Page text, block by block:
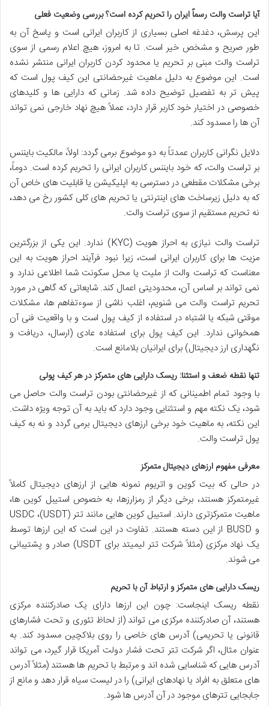
آیا تراست والت رسماً ایران را تحریم کرده است؟ بررسی وضعیت فعلی
این پرسش، دغدغه اصلی بسیاری از کاربران ایرانی است و پاسخ آن به
طور صریح و مشخصخیر است. تا به امروز، هیچ اعلام رسمی از سوی
تراست والت مبنی بر تحریم یا محدود کردن کاربران ایرانی منتشر نشده
است. این موضوع به دلیل ماهیت غیرحضانتی این کیف پول است که
پیش تر به تفصیل توضیح داده شد. زمانی که دارایی ها و کلیدهای
خصوصی در اختیار خود کاربر قرار دارد، عملاً هیچ نهاد خارجی نمی تواند
آن ها را مسدود کند.
دلایل نگرانی کاربران عمدتاً به دو موضوع برمی گردد: اولاً، مالکیت بایننس
بر تراست والت، که خود بایننس کاربران ایرانی را تحریم کرده است. دوماً،
برخی مشکلات مقطعی در دسترسی به اپلیکیشن یا قابلیت های خاص آن
که به دلیل زیرساخت های اینترنتی یا تحریم های کلی کشور رخ می دهد،
نه تحریم مستقیم از سوی تراست والت.
تراست والت نیازی به احراز هویت (KYC) ندارد.
این یکی از بزرگترین
مزیت ها برای کاربران ایرانی است، زیرا نبود فرآیند احراز هویت به این
معناست که تراست والت از ملیت یا محل سکونت شما اطلاعی ندارد و
نمی تواند بر اساس آن، محدودیتی اعمال کند. شایعاتی که گاهی در مورد
تحریم تراست والت می شنویم، اغلب ناشی از سوءتفاهم ها، مشکلات
موقتی شبکه یا اشتباه در استفاده از کیف پول است و با واقعیت فنی آن
همخوانی ندارد. این کیف پول برای استفاده عادی (ارسال، دریافت و
نگهداری ارز دیجیتال) برای ایرانیان بلامانع است.
تنها نقطه ضعف و استثنا: ریسک دارایی های متمرکز در هر کیف پولی
با وجود تمام اطمینانی که از غیرحضانتی بودن تراست والت حاصل می
شود، یک نکته مهم و استثنایی وجود دارد که باید به آن توجه ویژه داشت.
این نکته، به ماهیت خود برخی ارزهای دیجیتال برمی گردد و نه به کیف
پول تراست والت.
معرفی مفهوم ارزهای دیجیتال متمرکز
در حالی که بیت کوین و اتریوم نمونه هایی از ارزهای دیجیتال کاملاً
غیرمتمرکز هستند، برخی دیگر از رمزارزها، به خصوص استیبل کوین ها،
ماهیت متمرکزتری دارند. استیبل کوین هایی مانند تتر (USDT)، USDC
و BUSD از این دسته هستند. تفاوت در این است که این ارزها توسط
یک نهاد مرکزی (مثلاً شرکت تتر لیمیتد برای USDT) صادر و پشتیبانی
می شوند.
ریسک دارایی های متمرکز و ارتباط آن با تحریم
نقطه ریسک اینجاست: چون این ارزها دارای یک صادرکننده مرکزی
هستند،آن صادرکننده مرکزی می تواند (از لحاظ تئوری و تحت فشارهای
قانونی یا تحریمی) آدرس های خاصی را روی بلاکچین مسدود کند. به
عنوان مثال، اگر شرکت تتر تحت فشار دولت آمریکا قرار گیرد، می تواند
آدرس هایی که شناسایی شده اند و مرتبط با تحریم ها هستند (مثلاً آدرس
های متعلق به افراد یا نهادهای ایرانی) را در لیست سیاه قرار دهد و مانع از
جابجایی تترهای موجود در آن آدرس ها شود.